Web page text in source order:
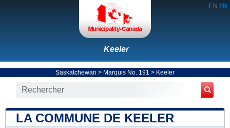
EN FR
Keeler
Saskatchewan > Marquis No. 191 > Keeler
LA COMMUNE DE KEELER